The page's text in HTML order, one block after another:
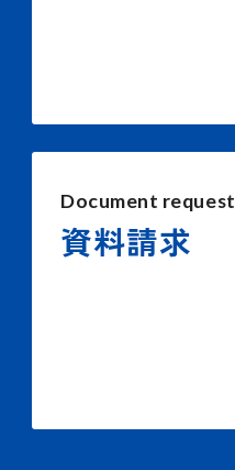
Document request
資料請求